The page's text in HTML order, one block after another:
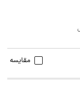
مقایسه